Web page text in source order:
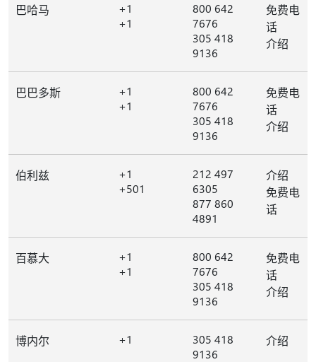
巴哈马
+1
+1
800 642
7676
305 418
9136
免费电
话
介绍
巴巴多斯
+1
+1
800 642
7676
305 418
9136
免费电
话
介绍
伯利兹
+1
+501
212 497
6305
877 860
4891
介绍
免费电
话
百慕大
+1
+1
800 642
7676
305 418
9136
免费电
话
介绍
博内尔 +1
305 418
9136
介绍